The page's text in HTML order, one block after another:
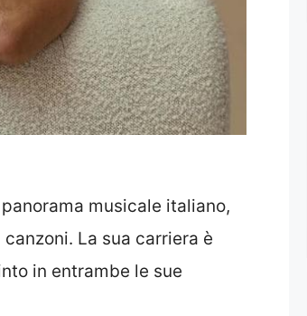
musicale italiano,
La sua carriera è
in entrambe le sue